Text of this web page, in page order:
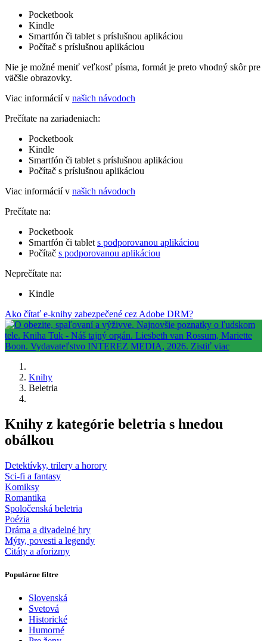
Pocketbook
Kindle
Smartfón či tablet s príslušnou aplikáciou
Počítač s príslušnou aplikáciou
Nie je možné meniť veľkosť písma, formát je preto vhodný skôr pre
väčšie obrazovky.
Viac informácií v našich návodoch
Prečítate na zariadeniach:
Pocketbook
Kindle
Smartfón či tablet s príslušnou aplikáciou
Počítač s príslušnou aplikáciou
Viac informácií v našich návodoch
Prečítate na:
Pocketbook
Smartfón či tablet s podporovanou aplikáciou
Počítač s podporovanou aplikáciou
Neprečítate na:
Kindle
Ako čítať e-knihy zabezpečené cez Adobe DRM?
Knihy
Beletria
Knihy z kategórie beletria s hnedou
obálkou
Detektívky, trilery a horory
Sci-fi a fantasy
Komiksy
Romantika
Spoločenská beletria
Poézia
Dráma a divadelné hry
Mýty, povesti a legendy
Citáty a aforizmy
Populárne filtre
Slovenská
Svetová
Historické
Humorné